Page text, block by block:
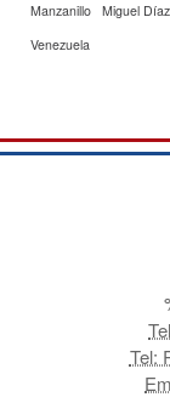
Manzanillo Miguel
Venezuela
Tel: